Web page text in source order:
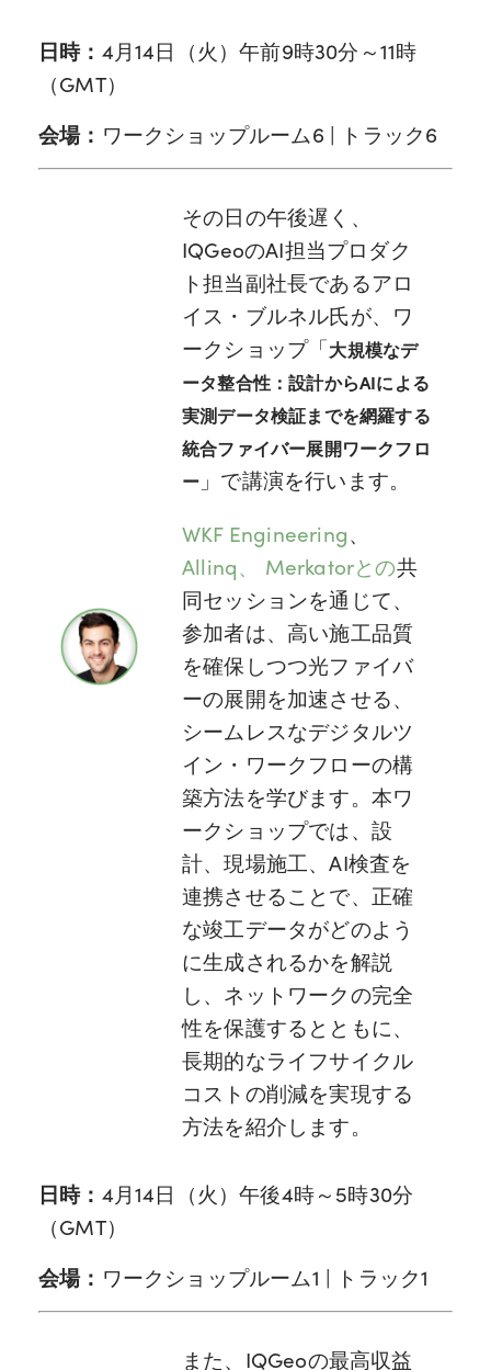
日時： 4月14日（火）午前9時30分～11時
（GMT）
会場： ワークショップルーム6 | トラック6
その日の午後遅く、
IQGeoのAI担当プロダク
ト担当副社長であるアロ
イス・ブルネル氏が、ワ
ークショップ「大規模なデ
ータ整合性：設計からAIによる
実測データ検証までを網羅する
統合ファイバー展開ワークフロ
ー 」で講演を行います。
WKF Engineering、
Allinq、 Merkatorとの共
同セッションを通じて、
参加者は、高い施工品質
を確保しつつ光ファイバ
ーの展開を加速させる、
シームレスなデジタルツ
イン・ワークフローの構
築方法を学びます。本ワ
ークショップでは、設
計、現場施工、AI検査を
連携させることで、正確
な竣工データがどのよう
に生成されるかを解説
し、ネットワークの完全
性を保護するとともに、
長期的なライフサイクル
コストの削減を実現する
方法を紹介します。
日時： 4月14日（火）午後4時～5時30分
（GMT）
会場： ワークショップルーム1 | トラック1
また、IQGeoの最高収益